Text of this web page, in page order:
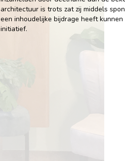
architectuur is trots zat zij middels
een inhoudelijke bijdrage heeft
initiatief.